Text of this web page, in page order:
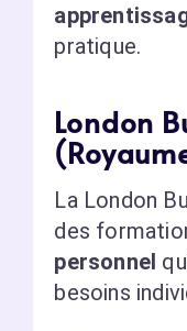
pratique.
London
La London
des
personnel
besoins